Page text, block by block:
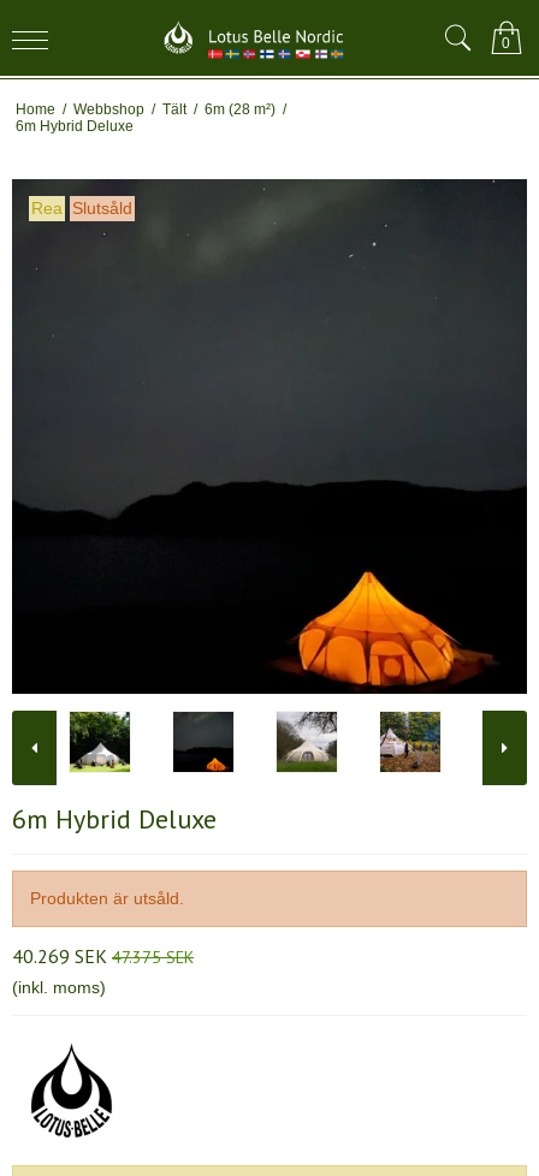
0
Home / Webbshop / Tält / 6m (28 m²) /
6m Hybrid Deluxe
Rea Slutsåld
6m Hybrid Deluxe
Produkten är utsåld.
40.269 SEK 47.375 SEK
(inkl. moms)